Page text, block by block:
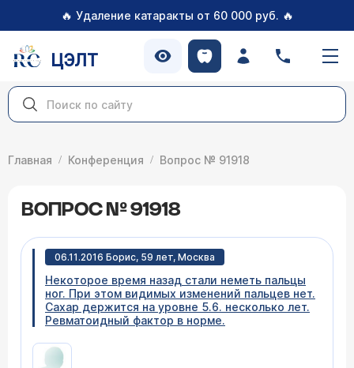
🔥 Удаление катаракты от 60 000 руб. 🔥
ЦЭЛТ
Главная Конференция Вопрос № 91918
ВОПРОС № 91918
06.11.2016 Борис, 59 лет, Москва
Некоторое время назад стали неметь пальцы
ног. При этом видимых изменений пальцев нет.
Сахар держится на уровне 5.6. несколько лет.
Ревматоидный фактор в норме.